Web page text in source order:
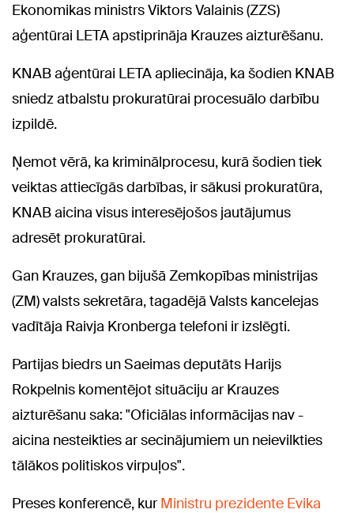
Ekonomikas ministrs Viktors Valainis (ZZS)
aģentūrai LETA apstiprināja Krauzes aizturēšanu.
KNAB aģentūrai LETA apliecināja, ka šodien KNAB
sniedz atbalstu prokuratūrai procesuālo darbību
izpildē.
Ņemot vērā, ka kriminālprocesu, kurā šodien tiek
veiktas attiecīgās darbības, ir sākusi prokuratūra,
KNAB aicina visus interesējošos jautājumus
adresēt prokuratūrai.
Gan Krauzes, gan bijušā Zemkopības ministrijas
(ZM) valsts sekretāra, tagadējā Valsts kancelejas
vadītāja Raivja Kronberga telefoni ir izslēgti.
Partijas biedrs un Saeimas deputāts Harijs
Rokpelnis komentējot situāciju ar Krauzes
aizturēšanu saka: "Oficiālas informācijas nav -
aicina nesteikties ar secinājumiem un neievilkties
tālākos politiskos virpuļos".
Preses konferencē, kurMinistru prezidente Evika